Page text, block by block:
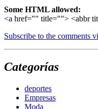
Some HTML allowed:
<a href="" title=""> <abbr
Subscribe to the comments
Categorías
deportes
Empresas
Moda